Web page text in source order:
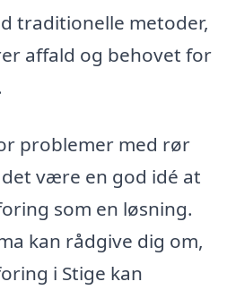
traditionelle metoder,
affald og behovet for
problemer med rør
være en god idé at
som en løsning.
kan rådgive dig om,
i Stige kan